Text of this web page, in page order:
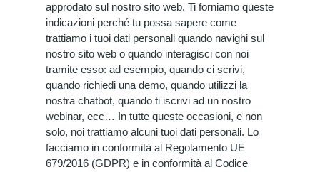
approdato sul nostro sito web. Ti forniamo queste
indicazioni perché tu possa sapere come
trattiamo i tuoi dati personali quando navighi sul
nostro sito web o quando interagisci con noi
tramite esso: ad esempio, quando ci scrivi,
quando richiedi una demo, quando utilizzi la
nostra chatbot, quando ti iscrivi ad un nostro
webinar, ecc… In tutte queste occasioni, e non
solo, noi trattiamo alcuni tuoi dati personali. Lo
facciamo in conformità al Regolamento UE
679/2016 (GDPR) e in conformità al Codice